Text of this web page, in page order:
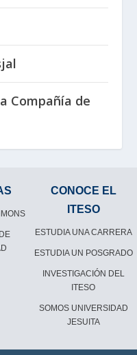
Compañía de
CONOCE EL
ITESO
ESTUDIA UNA CARRERA
ESTUDIA UN POSGRADO
INVESTIGACIÓN DEL
ITESO
SOMOS UNIVERSIDAD
JESUITA